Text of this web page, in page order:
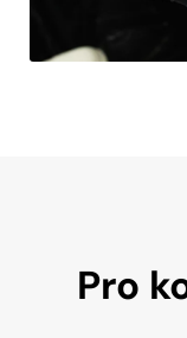
Pro